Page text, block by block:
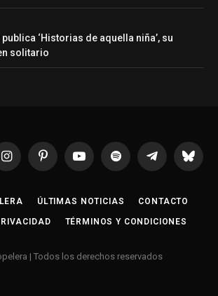
‘Historias de aquella niña’, su
solitario
InstagramPinterestYouTubeSpotify Telegrama
ÚLTIMAS NOTICIAS CONTACTO
TÉRMINOS Y CONDICIONES
| Todos los derechos reservados